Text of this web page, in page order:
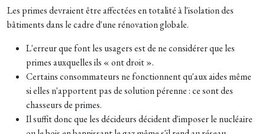
Les primes devraient être affectées en totalité à l'isolation des
bâtiments dans le cadre d'une rénovation globale.
L'erreur que font les usagers est de ne considérer que les
primes auxquelles ils « ont droit ».
Certains consommateurs ne fonctionnent qu'aux aides même
si elles n'apportent pas de solution pérenne : ce sont des
chasseurs de primes.
Il suffit donc que les décideurs décident d'imposer le nucléaire